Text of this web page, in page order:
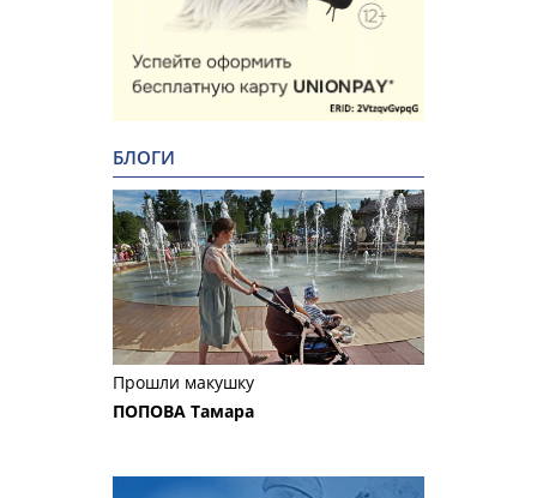
БЛОГИ
Прошли макушку
ПОПОВА Тамара